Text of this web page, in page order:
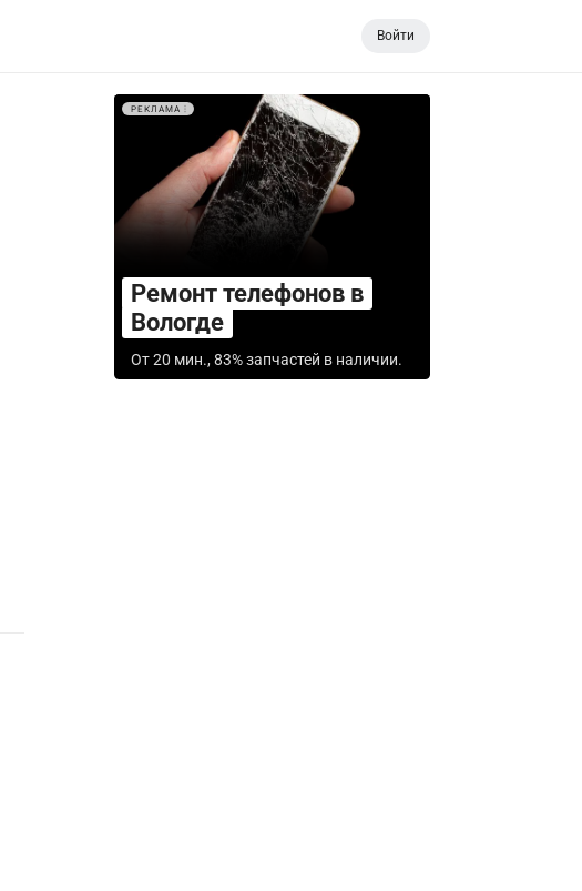
Войти
РЕКЛАМА
Ремонт телефонов в
Вологде
От 20 мин., 83% запчастей в наличии.